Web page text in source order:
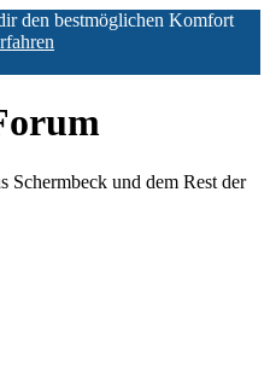
den bestmöglichen Komfort
Schermbeck und dem Rest der